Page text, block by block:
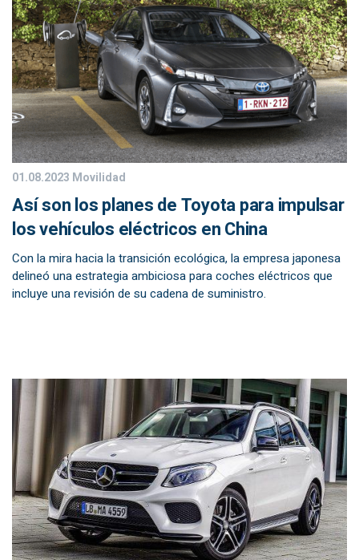
01.08.2023 Movilidad
Así son los planes de Toyota para impulsar
los vehículos eléctricos en China
Con la mira hacia la transición ecológica, la empresa japonesa
delineó una estrategia ambiciosa para coches eléctricos que
incluye una revisión de su cadena de suministro.